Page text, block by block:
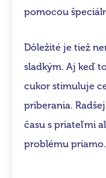
pomocou
Dôležité je tiež
sladkým. Aj keď
cukor stimuluje
priberania.
času s priateľmi
problému priamo.